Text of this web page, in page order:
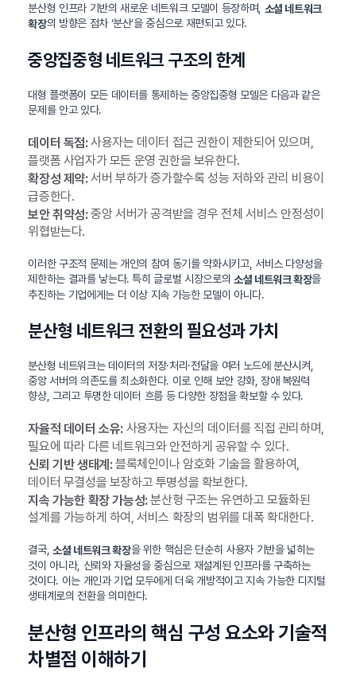
분산형 인프라 기반의 새로운 네트워크 모델이 등장하며, 소셜 네트워크
확장의 방향은 점차 ‘분산’을 중심으로 재편되고 있다.
중앙집중형 네트워크 구조의 한계
대형 플랫폼이 모든 데이터를 통제하는 중앙집중형 모델은 다음과 같은
문제를 안고 있다.
데이터 독점:사용자는 데이터 접근 권한이 제한되어 있으며,
플랫폼 사업자가 모든 운영 권한을 보유한다.
확장성 제약:서버 부하가 증가할수록 성능 저하와 관리 비용이
급증한다.
보안 취약성:중앙 서버가 공격받을 경우 전체 서비스 안정성이
위협받는다.
이러한 구조적 문제는 개인의 참여 동기를 약화시키고, 서비스 다양성을
제한하는 결과를 낳는다. 특히 글로벌 시장으로의 소셜 네트워크 확장을
추진하는 기업에게는 더 이상 지속 가능한 모델이 아니다.
분산형 네트워크 전환의 필요성과 가치
분산형 네트워크는 데이터의 저장·처리·전달을 여러 노드에 분산시켜,
중앙 서버의 의존도를 최소화한다. 이로 인해 보안 강화, 장애 복원력
향상, 그리고 투명한 데이터 흐름 등 다양한 장점을 확보할 수 있다.
자율적 데이터 소유:사용자는 자신의 데이터를 직접 관리하며,
필요에 따라 다른 네트워크와 안전하게 공유할 수 있다.
신뢰 기반 생태계:블록체인이나 암호화 기술을 활용하여,
데이터 무결성을 보장하고 투명성을 확보한다.
지속 가능한 확장 가능성:분산형 구조는 유연하고 모듈화된
설계를 가능하게 하여, 서비스 확장의 범위를 대폭 확대한다.
결국, 소셜 네트워크 확장을 위한 핵심은 단순히 사용자 기반을 넓히는
것이 아니라, 신뢰와 자율성을 중심으로 재설계된 인프라를 구축하는
것이다. 이는 개인과 기업 모두에게 더욱 개방적이고 지속 가능한 디지털
생태계로의 전환을 의미한다.
분산형 인프라의 핵심 구성 요소와 기술적
차별점 이해하기